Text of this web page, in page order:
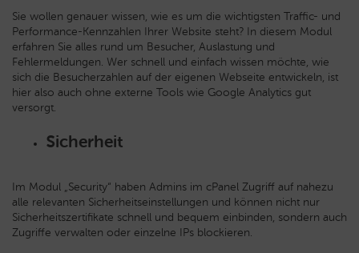
Sie wollen genauer wissen, wie es um die wichtigsten Traffic- und
Performance-Kennzahlen Ihrer Website steht? In diesem Modul
erfahren Sie alles rund um Besucher, Auslastung und
Fehlermeldungen. Wer schnell und einfach wissen möchte, wie
sich die Besucherzahlen auf der eigenen Webseite entwickeln, ist
hier also auch ohne externe Tools wie Google Analytics gut
versorgt.
Sicherheit
Im Modul „Security“ haben Admins im cPanel Zugriff auf nahezu
alle relevanten Sicherheitseinstellungen und können nicht nur
Sicherheitszertifikate schnell und bequem einbinden, sondern auch
Zugriffe verwalten oder einzelne IPs blockieren.